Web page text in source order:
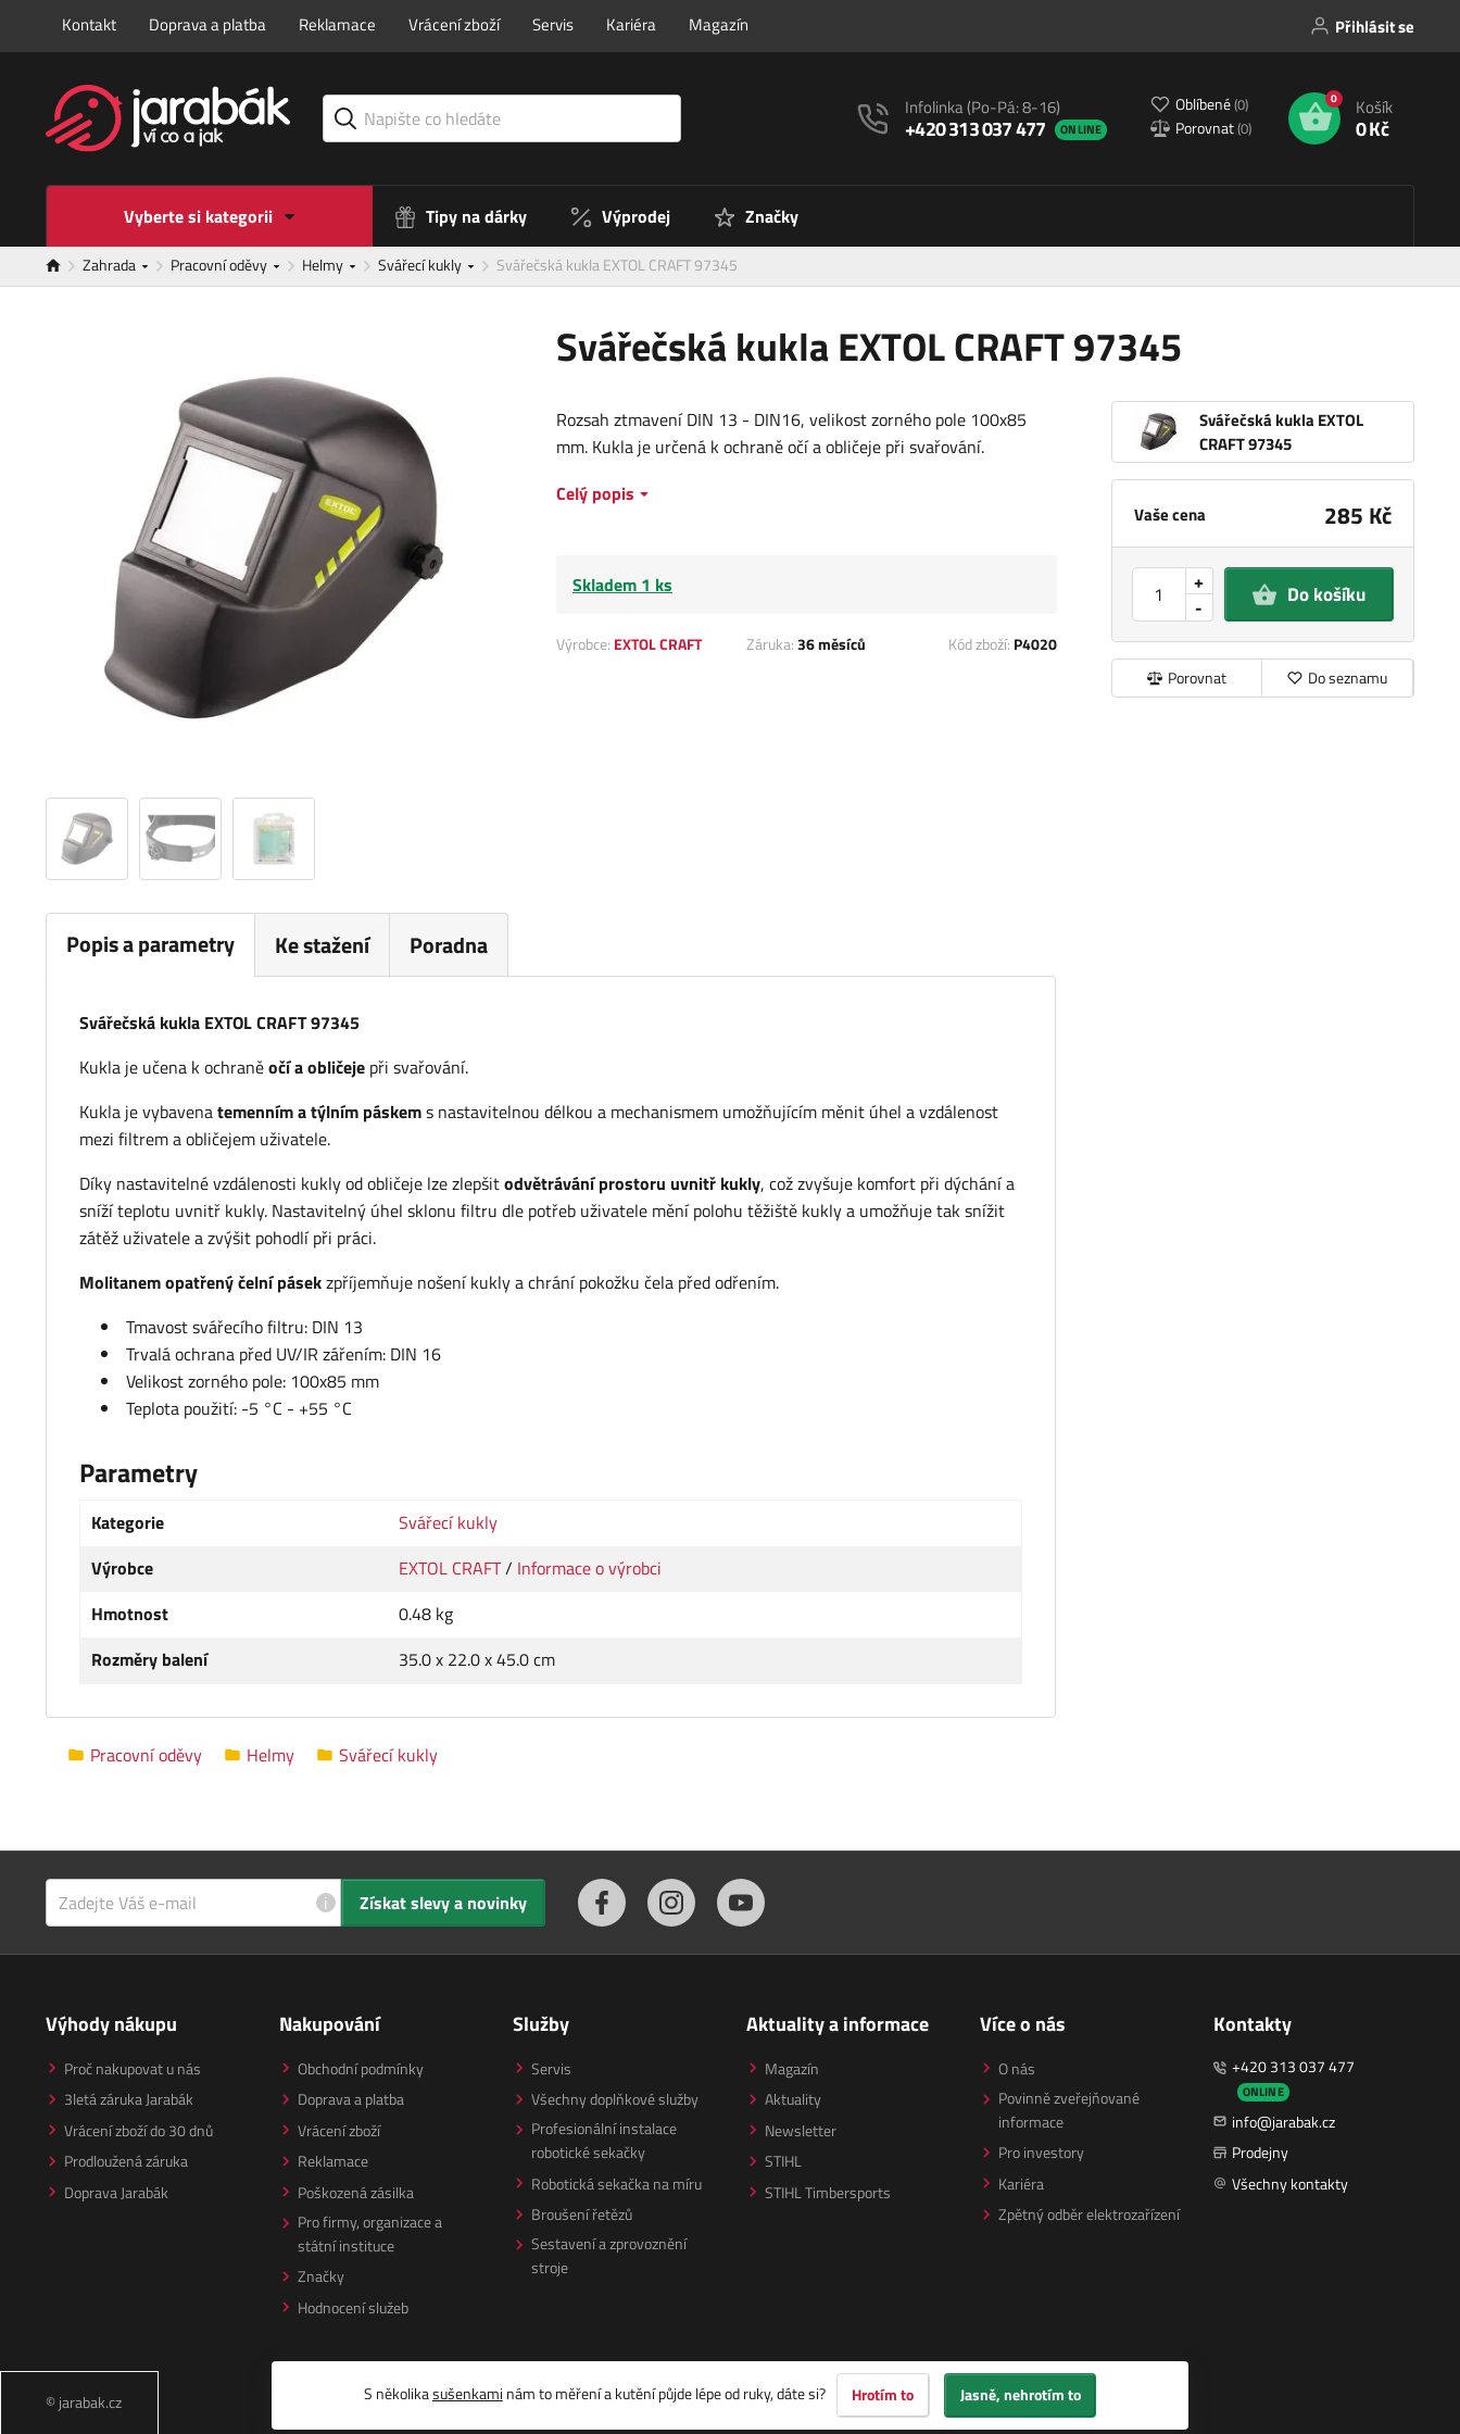
Kontakt Doprava a platba Reklamace Vrácení zboží Servis Kariéra Magazín Přihlásit se
Infolinka(Po-Pá: 8-16)
+420 313 037 477 ONLINE
Oblíbené(0)
Porovnat(0)
0 Košík
0 Kč
Vyberte si kategorii Tipy na dárky Výprodej Značky
Zahrada Pracovní oděvy Helmy Svářecí kukly Svářečská kukla EXTOL CRAFT 97345
Svářečská kukla EXTOL CRAFT 97345
Svářečská kukla EXTOL
CRAFT 97345
Vaše cena 285 Kč
-
+ Do košíku
Porovnat Do seznamu
Rozsah ztmavení DIN 13 - DIN16, velikost zorného pole 100x85
mm. Kukla je určená k ochraně očí a obličeje při svařování.
Celý popis
Skladem 1 ks
Výrobce: EXTOL CRAFT Záruka:36 měsíců Kód zboží: P4020
Popis a parametry Ke stažení Poradna
Svářečská kukla EXTOL CRAFT 97345
Kukla je učena k ochraněočí a obličeje při svařování.
Kukla je vybavenatemenním a týlním páskems nastavitelnou délkou a mechanismem umožňujícím měnit úhel a vzdálenost
mezi filtrem a obličejem uživatele.
Díky nastavitelné vzdálenosti kukly od obličeje lze zlepšitodvětrávání prostoru uvnitř kukly, což zvyšuje komfort při dýchání a
sníží teplotu uvnitř kukly. Nastavitelný úhel sklonu filtru dle potřeb uživatele mění polohu těžiště kukly a umožňuje tak snížit
zátěž uživatele a zvýšit pohodlí při práci.
Molitanem opatřený čelní pásekzpříjemňuje nošení kukly a chrání pokožku čela před odřením.
Tmavost svářecího filtru: DIN 13
Trvalá ochrana před UV/IR zářením: DIN 16
Velikost zorného pole: 100x85 mm
Teplota použití: -5 °C - +55 °C
Parametry
Kategorie
Svářecí kukly
Výrobce
EXTOL CRAFT/ Informace o výrobci
Hmotnost
0.48 kg
Rozměry balení
35.0 x 22.0 x 45.0 cm
Pracovní oděvy Helmy Svářecí kukly
i Získat slevy a novinky
Výhody nákupu
Proč nakupovat u nás
3letá záruka Jarabák
Vrácení zboží do 30 dnů
Prodloužená záruka
Doprava Jarabák
Nakupování
Obchodní podmínky
Doprava a platba
Vrácení zboží
Reklamace
Poškozená zásilka
Pro firmy, organizace a
státní instituce
Značky
Hodnocení služeb
Služby
Servis
Všechny doplňkové služby
Profesionální instalace
robotické sekačky
Robotická sekačka na míru
Broušení řetězů
Sestavení a zprovoznění
stroje
Aktuality a informace
Magazín
Aktuality
Newsletter
STIHL
STIHL Timbersports
Více o nás
O nás
Povinně zveřejňované
informace
Pro investory
Kariéra
Zpětný odběr elektrozařízení
Kontakty
+420 313 037 477
ONLINE
info@jarabak.cz
Prodejny
Všechny kontakty
© jarabak.cz S několikasušenkami nám to měření a kutění půjde lépe od ruky, dáte si? Hrotím to Jasně, nehrotím to